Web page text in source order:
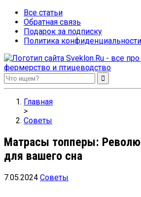
Все статьи
Обратная связь
Подарок за подписку
Политика конфиденциальности
Sveklon.Ru – все про сад, огород,
Главная
>
Советы
Матрасы топперы:
для вашего сна
7.05.2024 Советы